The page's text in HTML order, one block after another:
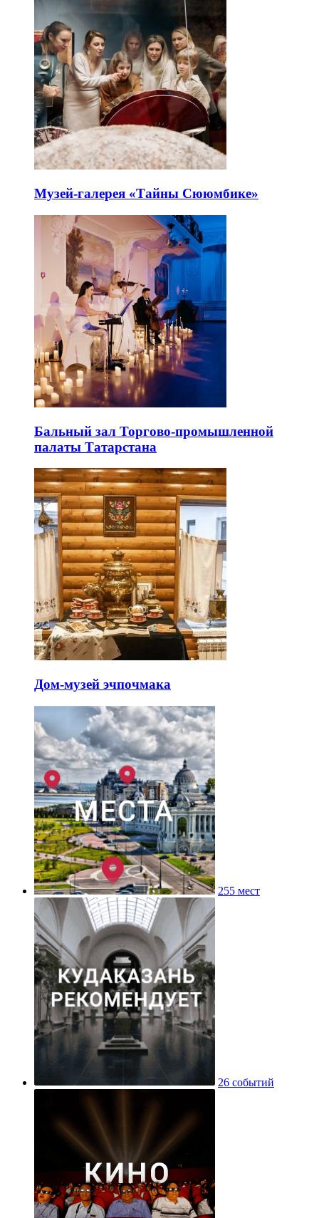
Музей-галерея «Тайны Сююмбике»
Бальный зал Торгово-промышленной
палаты Татарстана
Дом-музей эчпочмака
255 мест
26 событий